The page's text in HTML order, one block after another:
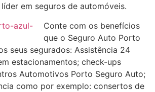
em seguros de automóveis.
Conte com os benefícios
que o Seguro Auto Porto
seus segurados: Assistência 24
estacionamentos; check-ups
Automotivos Porto Seguro Auto;
como por exemplo: consertos de